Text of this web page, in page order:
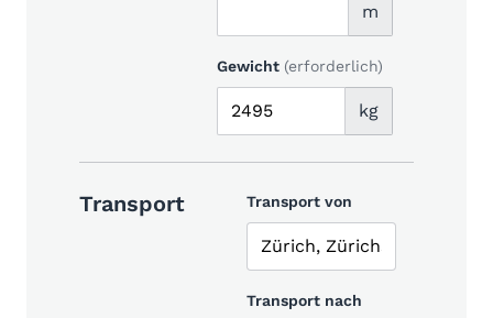
m
Gewicht (erforderlich)
kg
Transport Transport von
Transport nach